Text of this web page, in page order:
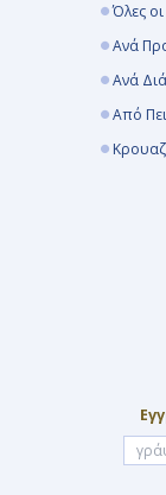
Όλες
Ανά
Ανά
Από